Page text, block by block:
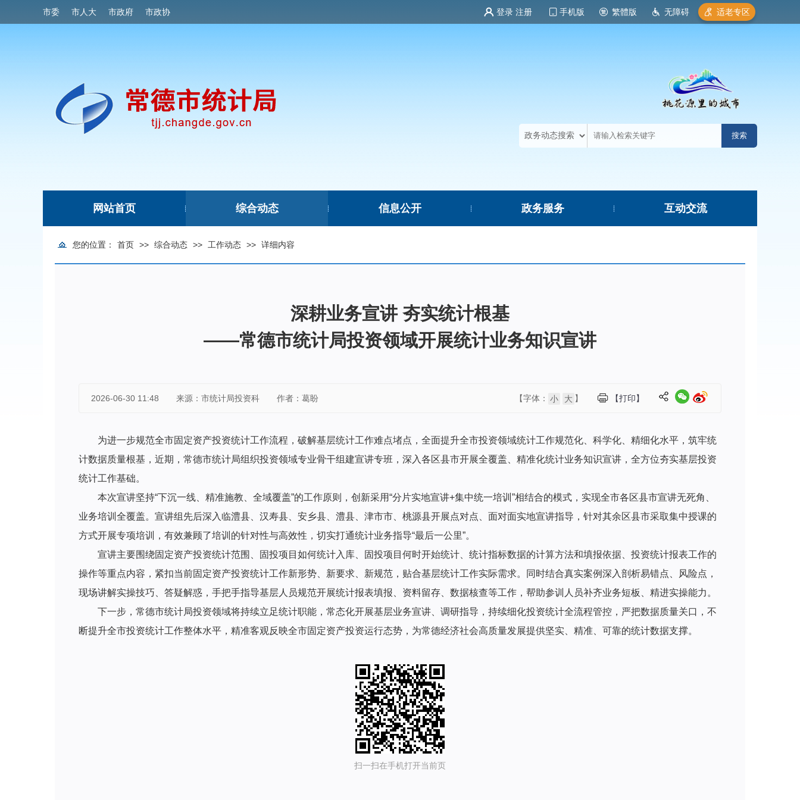
市委 市人大 市政府 市政协 登录 注册 手机版 繁體版 无障碍 适老专区
网站首页 综合动态 信息公开 政务服务 互动交流
您的位置： 首页 >> 综合动态 >> 工作动态 >> 详细内容
深耕业务宣讲 夯实统计根基
——常德市统计局投资领域开展统计业务知识宣讲
2026-06-30 11:48 来源：市统计局投资科 作者：葛盼 【打印】
【字体： 小 大 】
为进一步规范全市固定资产投资统计工作流程，破解基层统计工作难点堵点，全面提升全市投资领域统计工作规范化、科学化、精细化水平，筑牢统
计数据质量根基，近期，常德市统计局组织投资领域专业骨干组建宣讲专班，深入各区县市开展全覆盖、精准化统计业务知识宣讲，全方位夯实基层投资
统计工作基础。
本次宣讲坚持“下沉一线、精准施教、全域覆盖”的工作原则，创新采用“分片实地宣讲+集中统一培训”相结合的模式，实现全市各区县市宣讲无死角、
业务培训全覆盖。宣讲组先后深入临澧县、汉寿县、安乡县、澧县、津市市、桃源县开展点对点、面对面实地宣讲指导，针对其余区县市采取集中授课的
方式开展专项培训，有效兼顾了培训的针对性与高效性，切实打通统计业务指导“最后一公里”。
宣讲主要围绕固定资产投资统计范围、固投项目如何统计入库、固投项目何时开始统计、统计指标数据的计算方法和填报依据、投资统计报表工作的
操作等重点内容，紧扣当前固定资产投资统计工作新形势、新要求、新规范，贴合基层统计工作实际需求。同时结合真实案例深入剖析易错点、风险点，
现场讲解实操技巧、答疑解惑，手把手指导基层人员规范开展统计报表填报、资料留存、数据核查等工作，帮助参训人员补齐业务短板、精进实操能力。
下一步，常德市统计局投资领域将持续立足统计职能，常态化开展基层业务宣讲、调研指导，持续细化投资统计全流程管控，严把数据质量关口，不
断提升全市投资统计工作整体水平，精准客观反映全市固定资产投资运行态势，为常德经济社会高质量发展提供坚实、精准、可靠的统计数据支撑。
扫一扫在手机打开当前页